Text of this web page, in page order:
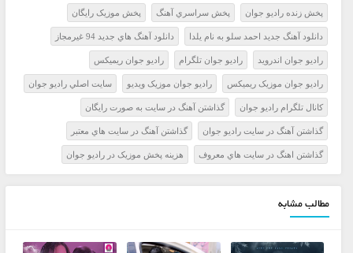
پخش زنده راديو جوان پخش سراسري آهنگ پخش موزيک رايگان
دانلود آهنگ جدید احمد سلو به نام یلدا دانلود آهنگ هاي جديد 94 غيرمجاز
راديو جوان اندرويد راديو جوان تلگرام راديو جوان ريميکس
راديو جوان موزيک ريميکس راديو جوان موزيک ويديو سايت اصلي راديو جوان
کانال تلگرام راديو جوان گذاشتن آهنگ در سايت به صورت رايگان
گذاشتن آهنگ در سايت راديو جوان گذاشتن آهنگ در سايت هاي معتبر
گذاشتن اهنگ در سايت هاي معروف هزينه پخش موزيک در راديو جوان
مطالب مشابه